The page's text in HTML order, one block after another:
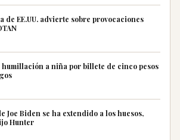
de EE.UU. advierte sobre provocaciones
a niña por billete de cinco pesos
Joe Biden se ha extendido a los huesos,
Hunter